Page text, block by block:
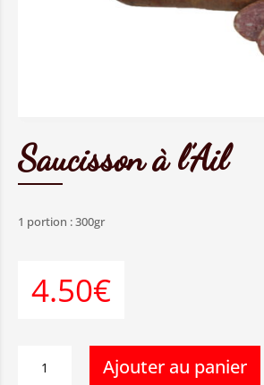
Saucisson à l’Ail
1 portion : 300gr
4.50€
Ajouter au panier